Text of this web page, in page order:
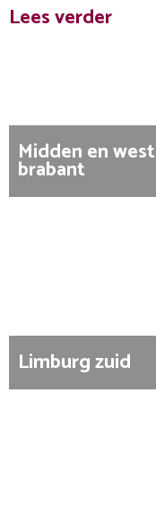
Lees verder
Midden en west
brabant
Limburg zuid